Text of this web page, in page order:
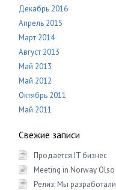
Декабрь 2016
Апрель 2015
Март 2014
Август 2013
Май 2013
Май 2012
Октябрь 2011
Май 2011
Свежие записи
Продается IT бизнес
Meeting in Norway
Релиз: Мы